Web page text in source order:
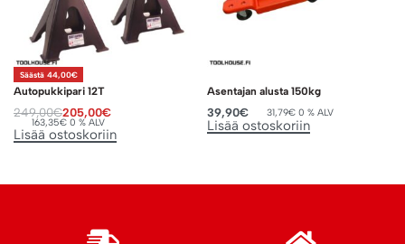
Säästä 44,00€
Autopukkipari 12T
249,00€205,00€
163,35€ 0 % ALV
Lisää ostoskoriin
Asentajan alusta 150kg
39,90€ 31,79€ 0 % ALV
Lisää ostoskoriin